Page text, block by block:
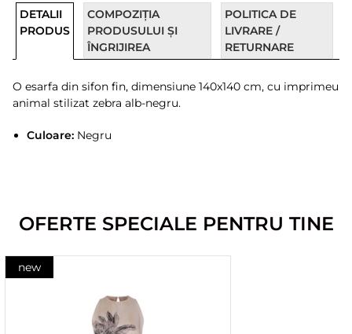
DETALII
PRODUS
COMPOZIȚIA
PRODUSULUI ȘI
ÎNGRIJIREA
POLITICA DE
LIVRARE /
RETURNARE
O esarfa din sifon fin, dimensiune 140x140 cm, cu imprimeu
animal stilizat zebra alb-negru.
Culoare:Negru
OFERTE SPECIALE PENTRU TINE
new